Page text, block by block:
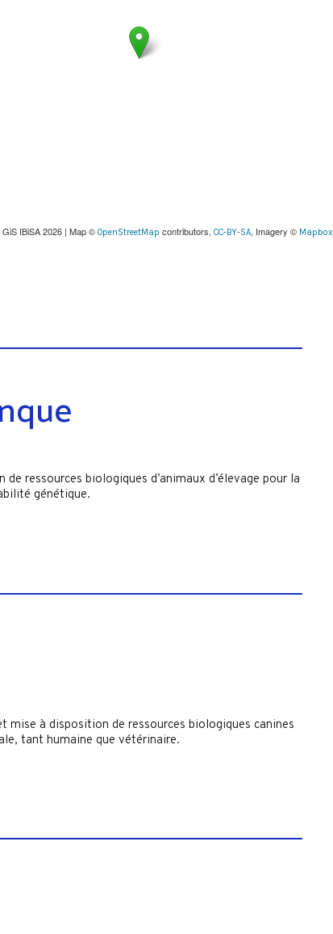
IBiSA 2026 | Map © OpenStreetMap contributors, CC-BY-SA, Imagery © Mapbox
ressources biologiques d’animaux d’élevage pour la
génétique.
à disposition de ressources biologiques canines
tant humaine que vétérinaire.